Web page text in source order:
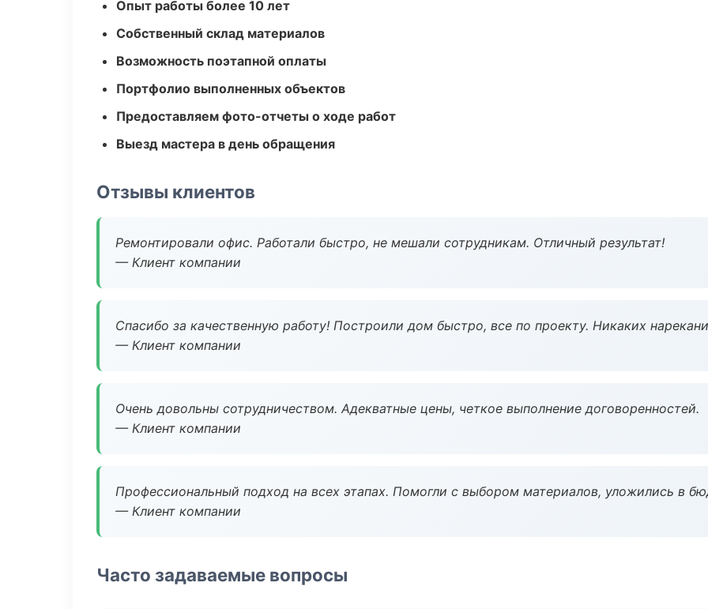
Опыт работы более 10 лет
Собственный склад материалов
Возможность поэтапной оплаты
Портфолио выполненных объектов
Предоставляем фото-отчеты о ходе работ
Выезд мастера в день обращения
Отзывы клиентов
Ремонтировали офис. Работали быстро, не мешали сотрудникам. Отличный результат!
— Клиент компании
Спасибо за качественную работу! Построили дом быстро, все по проекту. Никаких
— Клиент компании
Очень довольны сотрудничеством. Адекватные цены, четкое выполнение договоренностей.
— Клиент компании
Профессиональный подход на всех этапах. Помогли с выбором материалов, уложились в
— Клиент компании
Часто задаваемые вопросы